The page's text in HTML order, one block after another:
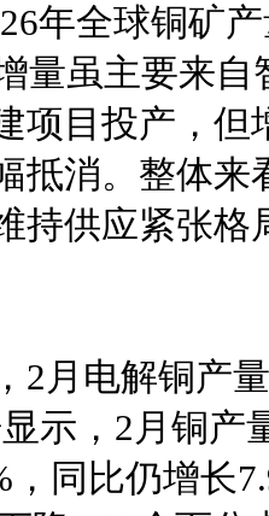
年全球铜矿
量虽主要来
项目投产，但
抵消。整体来
持供应紧张格
电解铜产量
示，2月铜产
，同比仍增长